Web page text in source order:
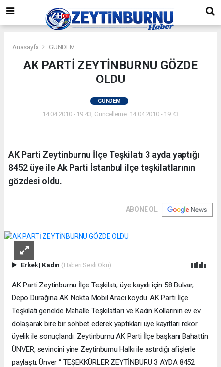
Anasayfa GÜNDEM
AK PARTİ ZEYTİNBURNU GÖZDE
OLDU
GÜNDEM
14.04.2010 - 19:43, Güncelleme: 14.04.2010 - 19:43
AK Parti Zeytinburnu İlçe Teşkilatı 3 ayda yaptığı
8452 üye ile Ak Parti İstanbul ilçe teşkilatlarının
gözdesi oldu.
ABONE OL
Erkek| Kadın (Haberi Sesli Oku)
AK Parti Zeytinburnu İlçe Teşkilatı, üye kayıdı için 58 Bulvar,
Depo Durağına AK Nokta Mobil Aracı koydu. AK Parti İlçe
Teşkilatı genelde Mahalle Teşkilatları ve Kadın Kollarının ev ev
dolaşarak bire bir sohbet ederek yaptıkları üye kayıtları rekor
üyelik ile sonuçlandı. Zeytinburnu AK Parti İlçe başkanı Bahattin
ÜNVER, sevincini yine Zeytinburnu Halkı ile astırdığı afişlerle
paylaştı. Ünver “ TEŞEKKÜRLER ZEYTİNBURU 3 AYDA 8452